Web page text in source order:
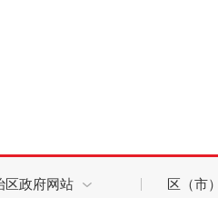
区政府网站 区（市